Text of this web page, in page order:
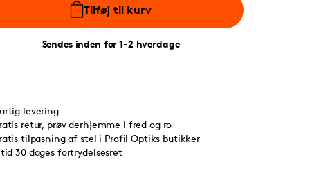
Tilføj til kurv
Sendes inden for 1-2 hverdage
levering
retur, prøv derhjemme i fred og ro
tilpasning af stel i Profil Optiks butikker
30 dages fortrydelsesret